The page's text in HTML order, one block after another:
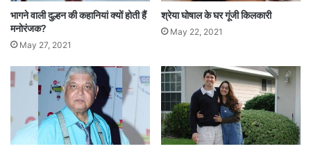
भागने वाली दुल्हन की कहानियां क्यों होती हैं
मनोरंजक?
May 27, 2021
श्रेया घोषाल के घर गूंजी किलकारी
May 22, 2021